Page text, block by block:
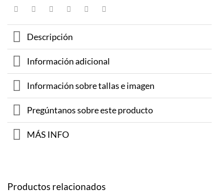
Descripción
Información adicional
Información sobre tallas e imagen
Pregúntanos sobre este producto
MÁS INFO
Productos relacionados